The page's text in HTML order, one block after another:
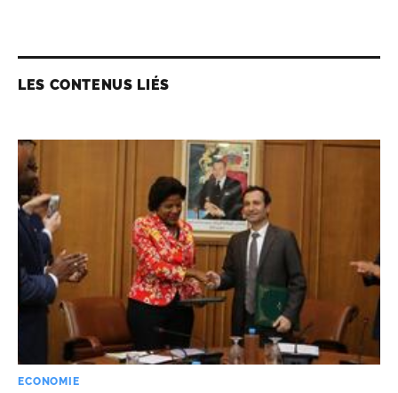
LES CONTENUS LIÉS
ECONOMIE